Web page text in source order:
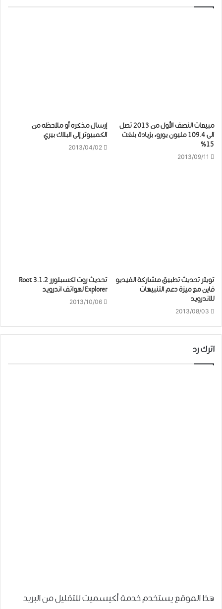
مبيعات النصف الأول من 2013 تصل
الى 109.4 مليون يورو، بزيادة بلغت
15%
2013/09/11
إرسال مذكره أو ملاحظه من
الكمبيوتر إلى البلاك بيري
2013/04/02
تويتر تحديث تطبيق مشاركة الفيديو
فاين مع ميزة دعم التنبيهات
للاندرويد
2013/08/03
تحديث روت اكسبلورر 3.1.2 Root
Explorer لهواتف اندرويد
2013/10/06
اترك رد
هذا الموقع يستخدم خدمة أكيسميت للتقليل من البريد